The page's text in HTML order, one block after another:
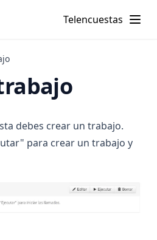
Telencuestas
debes crear un trabajo.
para crear un trabajo y